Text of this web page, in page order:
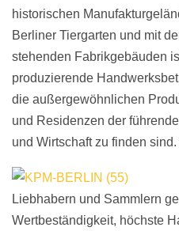
historischen
Berliner Tiergarten und mit
stehenden Fabrikgebäuden
produzierende
die außergewöhnlichen
und Residenzen der
und Wirtschaft zu finden sind.
Liebhabern und Sammlern
Wertbeständigkeit, höchste